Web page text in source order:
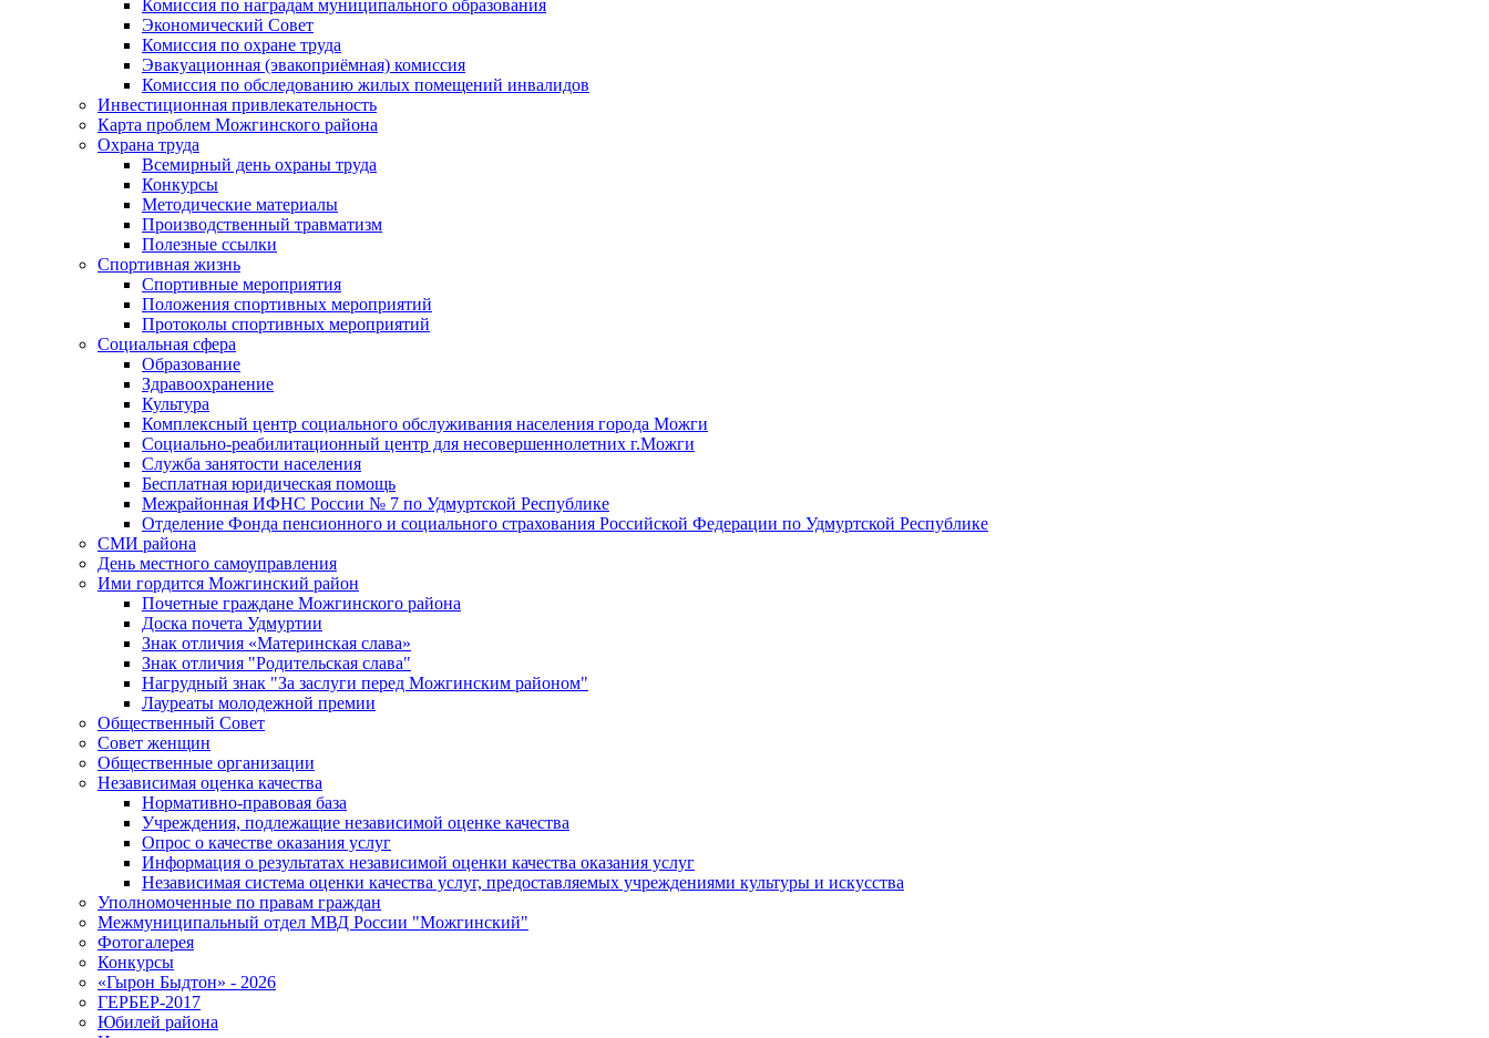
Комиссия по наградам муниципального образования
Экономический Совет
Комиссия по охране труда
Эвакуационная (эвакоприёмная) комиссия
Комиссия по обследованию жилых помещений инвалидов
Инвестиционная привлекательность
Карта проблем Можгинского района
Охрана труда
Всемирный день охраны труда
Конкурсы
Методические материалы
Производственный травматизм
Полезные ссылки
Спортивная жизнь
Спортивные мероприятия
Положения спортивных мероприятий
Протоколы спортивных мероприятий
Социальная сфера
Образование
Здравоохранение
Культура
Комплексный центр социального обслуживания населения города Можги
Социально-реабилитационный центр для несовершеннолетних г.Можги
Служба занятости населения
Бесплатная юридическая помощь
Межрайонная ИФНС России № 7 по Удмуртской Республике
Отделение Фонда пенсионного и социального страхования Российской Федерации по Удмуртской Республике
СМИ района
День местного самоуправления
Ими гордится Можгинский район
Почетные граждане Можгинского района
Доска почета Удмуртии
Знак отличия «Материнская слава»
Знак отличия "Родительская слава"
Нагрудный знак "За заслуги перед Можгинским районом"
Лауреаты молодежной премии
Общественный Совет
Совет женщин
Общественные организации
Независимая оценка качества
Нормативно-правовая база
Учреждения, подлежащие независимой оценке качества
Опрос о качестве оказания услуг
Информация о результатах независимой оценки качества оказания услуг
Независимая система оценки качества услуг, предоставляемых учреждениями культуры и искусства
Уполномоченные по правам граждан
Межмуниципальный отдел МВД России "Можгинский"
Фотогалерея
Конкурсы
«Гырон Быдтон» - 2026
ГЕРБЕР-2017
Юбилей района